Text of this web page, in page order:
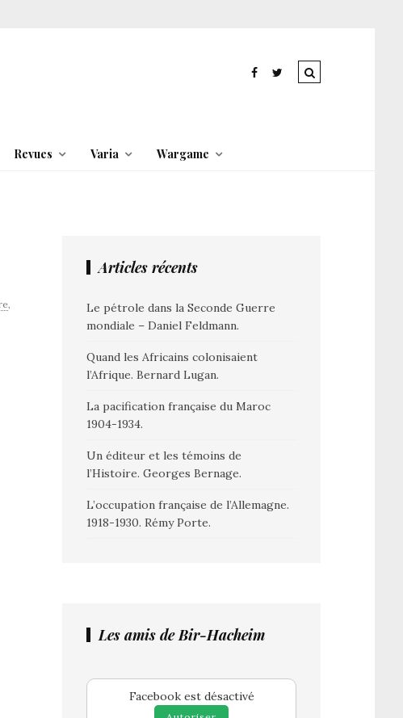
Revues Varia Wargame
,
Articles récents
Le pétrole dans la Seconde Guerre
mondiale – Daniel Feldmann.
Quand les Africains colonisaient
l’Afrique. Bernard Lugan.
La pacification française du Maroc
1904-1934.
Un éditeur et les témoins de
l’Histoire. Georges Bernage.
L’occupation française de l’Allemagne.
1918-1930. Rémy Porte.
Les amis de Bir-Hacheim
Facebook est désactivé